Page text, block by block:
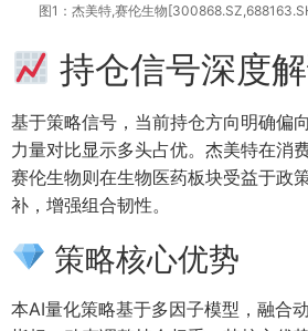
图1：杰美特,赛伦生物
持仓信号深度
基于策略信号，当前持仓方向明确偏
力量对比显示多头占优。杰美特在消
赛伦生物则在生物医药板块受益于政
补，增强组合韧性。
策略核心优势
本AI量化策略基于多因子模型，融合